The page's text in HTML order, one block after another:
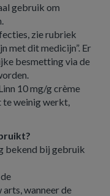
gebruik om
zie rubriek
met dit medicijn”. Er
besmetting via de
10 mg/g crème
te weinig werkt,
bekend bij gebruik
wanneer de